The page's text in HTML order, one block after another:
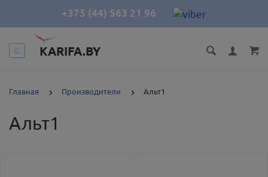
+375 (44) 563 21 96
KARIFA.BY
Главная Производители Альт1
Альт1